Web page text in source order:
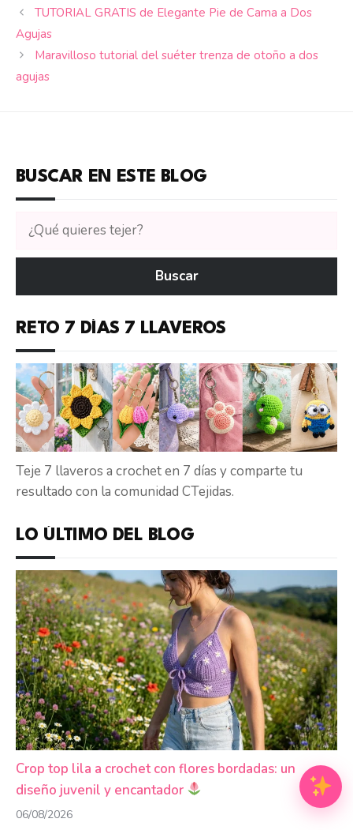
TUTORIAL GRATIS de Elegante Pie de Cama a Dos
Agujas
Maravilloso tutorial del suéter trenza de otoño a dos
agujas
BUSCAR EN ESTE BLOG
Buscar
tutoriales
en
Buscar
RETO 7 DÍAS 7 LLAVEROS
Teje 7 llaveros a crochet en 7 días y comparte tu
resultado con la comunidad CTejidas.
LO ÚLTIMO DEL BLOG
Crop top lila a crochet con flores bordadas: un
diseño juvenil y encantador
06/08/2026